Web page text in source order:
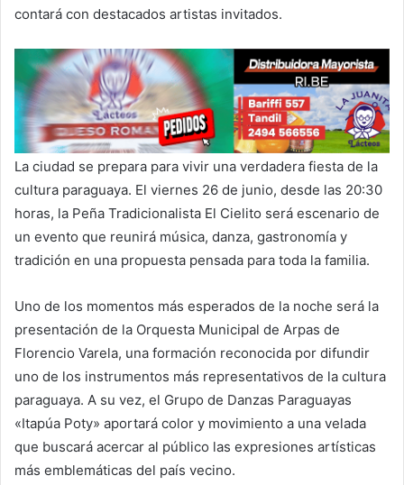
contará con destacados artistas invitados.
La ciudad se prepara para vivir una verdadera fiesta de la
cultura paraguaya. El viernes 26 de junio, desde las 20:30
horas, la Peña Tradicionalista El Cielito será escenario de
un evento que reunirá música, danza, gastronomía y
tradición en una propuesta pensada para toda la familia.
Uno de los momentos más esperados de la noche será la
presentación de la Orquesta Municipal de Arpas de
Florencio Varela, una formación reconocida por difundir
uno de los instrumentos más representativos de la cultura
paraguaya. A su vez, el Grupo de Danzas Paraguayas
«Itapúa Poty» aportará color y movimiento a una velada
que buscará acercar al público las expresiones artísticas
más emblemáticas del país vecino.